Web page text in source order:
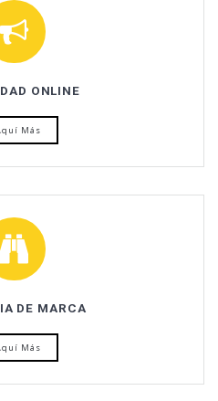
ONLINE
Más
DE MARCA
Más